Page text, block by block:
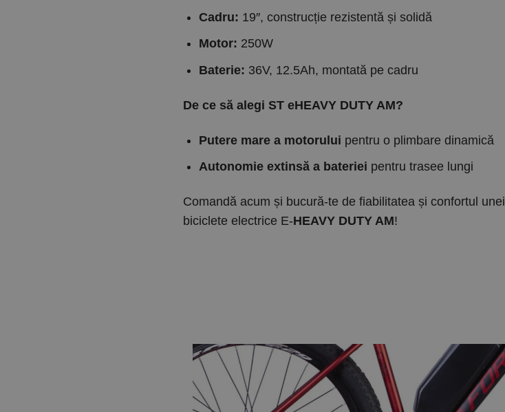
Cadru: 19″, construcție rezistentă și solidă
Motor: 250W
Baterie: 36V, 12.5Ah, montată pe cadru
De ce să alegi ST eHEAVY DUTY AM?
Putere mare a motorului pentru o plimbare dinamică
Autonomie extinsă a bateriei pentru trasee lungi
Comandă acum și bucură-te de fiabilitatea și confortul unei
biciclete electrice E-HEAVY DUTY AM!